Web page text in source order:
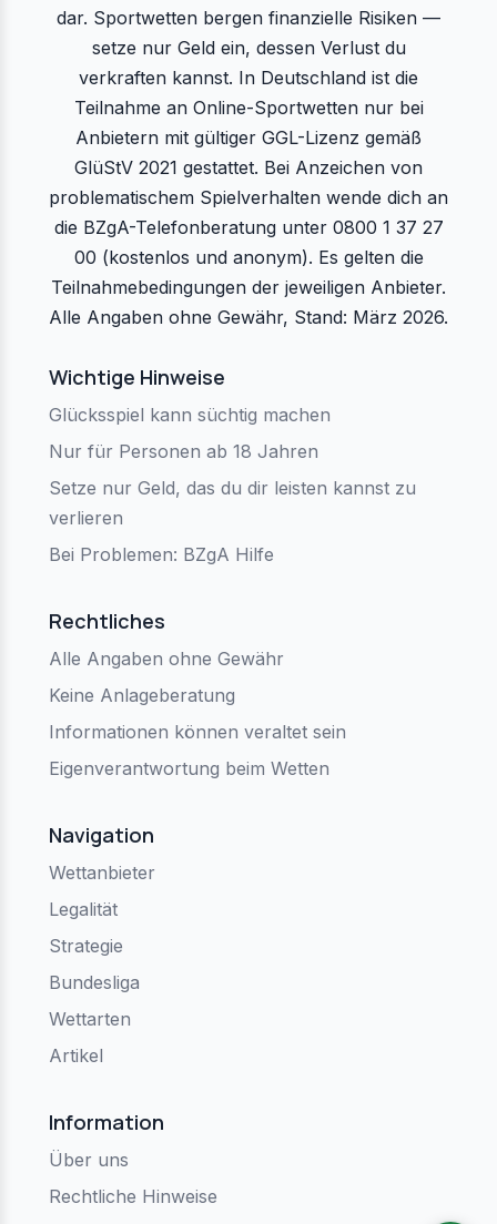
dar. Sportwetten bergen finanzielle Risiken —
setze nur Geld ein, dessen Verlust du
verkraften kannst. In Deutschland ist die
Teilnahme an Online-Sportwetten nur bei
Anbietern mit gültiger GGL-Lizenz gemäß
GlüStV 2021 gestattet. Bei Anzeichen von
problematischem Spielverhalten wende dich an
die BZgA-Telefonberatung unter 0800 1 37 27
00 (kostenlos und anonym). Es gelten die
Teilnahmebedingungen der jeweiligen Anbieter.
Alle Angaben ohne Gewähr, Stand: März 2026.
Wichtige Hinweise
Glücksspiel kann süchtig machen
Nur für Personen ab 18 Jahren
Setze nur Geld, das du dir leisten kannst zu
verlieren
Bei Problemen: BZgA Hilfe
Rechtliches
Alle Angaben ohne Gewähr
Keine Anlageberatung
Informationen können veraltet sein
Eigenverantwortung beim Wetten
Navigation
Wettanbieter
Legalität
Strategie
Bundesliga
Wettarten
Artikel
Information
Über uns
Rechtliche Hinweise